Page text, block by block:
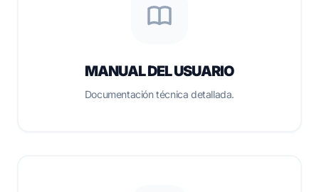
MANUAL DEL USUARIO
Documentación técnica detallada.